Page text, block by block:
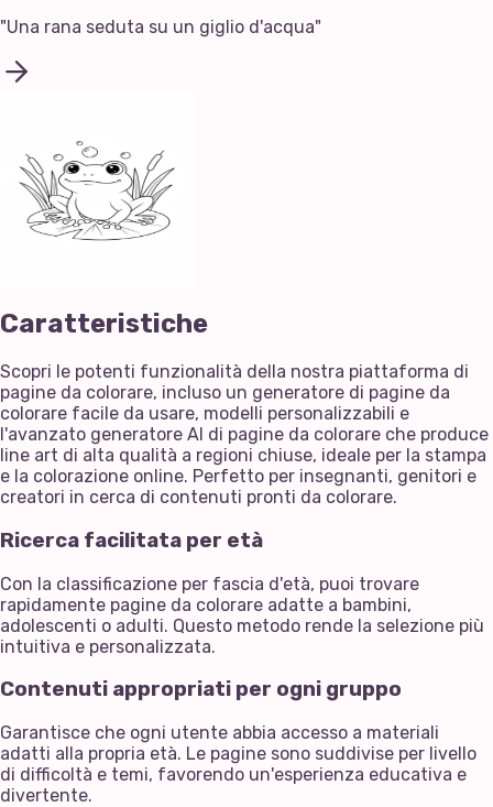
"Una rana seduta su un giglio d'acqua"
Caratteristiche
Scopri le potenti funzionalità della nostra piattaforma di
pagine da colorare, incluso un generatore di pagine da
colorare facile da usare, modelli personalizzabili e
l'avanzato generatore AI di pagine da colorare che produce
line art di alta qualità a regioni chiuse, ideale per la stampa
e la colorazione online. Perfetto per insegnanti, genitori e
creatori in cerca di contenuti pronti da colorare.
Ricerca facilitata per età
Con la classificazione per fascia d'età, puoi trovare
rapidamente pagine da colorare adatte a bambini,
adolescenti o adulti. Questo metodo rende la selezione più
intuitiva e personalizzata.
Contenuti appropriati per ogni gruppo
Garantisce che ogni utente abbia accesso a materiali
adatti alla propria età. Le pagine sono suddivise per livello
di difficoltà e temi, favorendo un'esperienza educativa e
divertente.